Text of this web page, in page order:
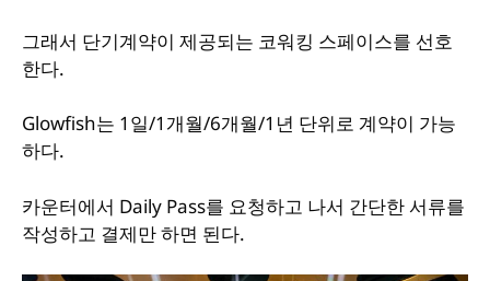
그래서 단기계약이 제공되는 코워킹 스페이스를 선호
한다.
Glowfish는 1일/1개월/6개월/1년 단위로 계약이 가능
하다.
카운터에서 Daily Pass를 요청하고 나서 간단한 서류를
작성하고 결제만 하면 된다.